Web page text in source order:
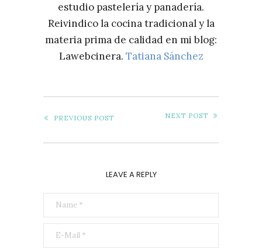
estudio pastelería y panadería.
Reivindico la cocina tradicional y la
materia prima de calidad en mi blog:
Lawebcinera. Tatiana Sánchez
PREVIOUS POST NEXT POST
LEAVE A REPLY